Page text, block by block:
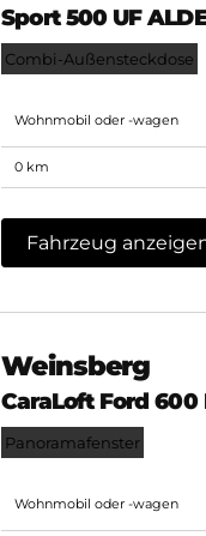
Sport 500 UF
Combi-Außensteckdose
Wohnmobil oder -wagen
0 km
Fahrzeug
Weinsberg
CaraLoft Ford 600
Panoramafenster
Wohnmobil oder -wagen